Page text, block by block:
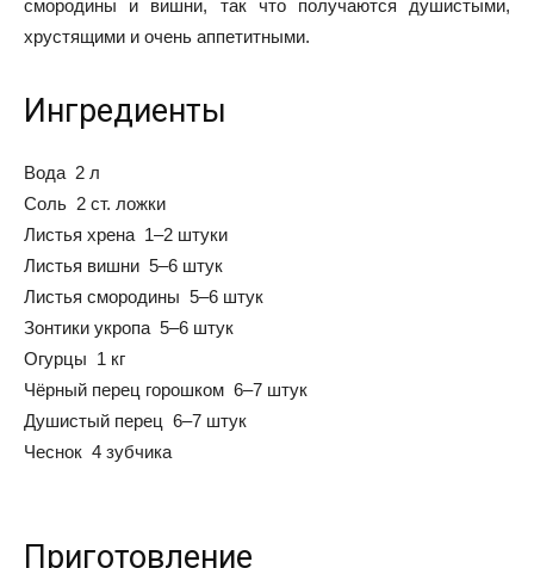
смородины и вишни, так что получаются душистыми,
хрустящими и очень аппетитными.
Ингредиенты
Вода 2 л
Соль 2 ст. ложки
Листья хрена 1–2 штуки
Листья вишни 5–6 штук
Листья смородины 5–6 штук
Зонтики укропа 5–6 штук
Огурцы 1 кг
Чёрный перец горошком 6–7 штук
Душистый перец 6–7 штук
Чеснок 4 зубчика
Приготовление